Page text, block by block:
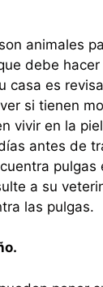
animales
debe
casa es
si tienen
vivir en la
antes de
pulgas
a su
las pulgas.